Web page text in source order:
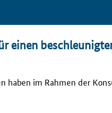
einen
haben im Rahmen der